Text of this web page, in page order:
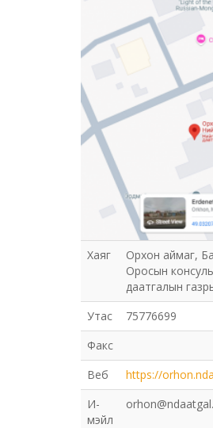
Хаяг
Орхон аймаг,
Оросын
даатгалын
Утас
75776699
Факс
Веб
https://
И-
мэйл